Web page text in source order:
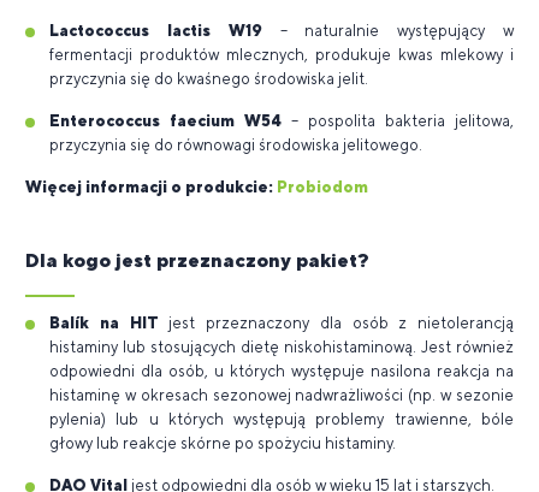
Lactococcus lactis W19– naturalnie występujący w
fermentacji produktów mlecznych, produkuje kwas mlekowy i
przyczynia się do kwaśnego środowiska jelit.
Enterococcus faecium W54 – pospolita bakteria jelitowa,
przyczynia się do równowagi środowiska jelitowego.
Więcej informacji o produkcie: Probiodom
Dla kogo jest przeznaczony pakiet?
Balík na HIT jest przeznaczony dla osób z nietolerancją
histaminy lub stosujących dietę niskohistaminową. Jest również
odpowiedni dla osób, u których występuje nasilona reakcja na
histaminę w okresach sezonowej nadwrażliwości (np. w sezonie
pylenia) lub u których występują problemy trawienne, bóle
głowy lub reakcje skórne po spożyciu histaminy.
DAO Vital jest odpowiedni dla osób w wieku 15 lat i starszych.